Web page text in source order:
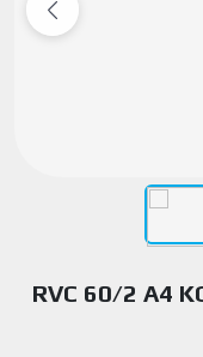
RVC 60/2 A4